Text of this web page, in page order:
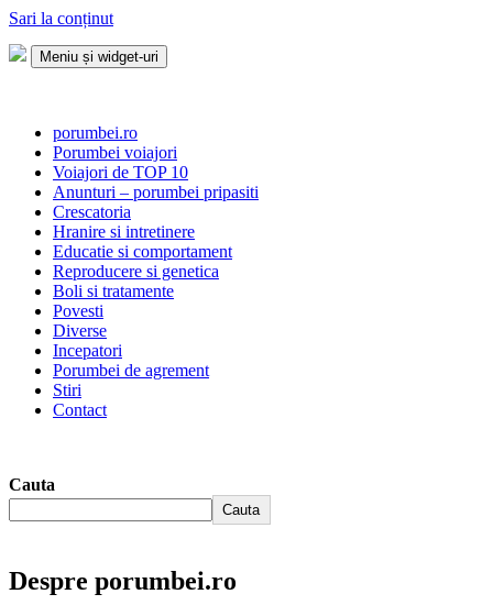
Sari la conținut
Meniu și widget-uri
porumbei.ro
Porumbei voiajori
Voiajori de TOP 10
Anunturi – porumbei pripasiti
Crescatoria
Hranire si intretinere
Educatie si comportament
Reproducere si genetica
Boli si tratamente
Povesti
Diverse
Incepatori
Porumbei de agrement
Stiri
Contact
Cauta
Cauta
Despre porumbei.ro